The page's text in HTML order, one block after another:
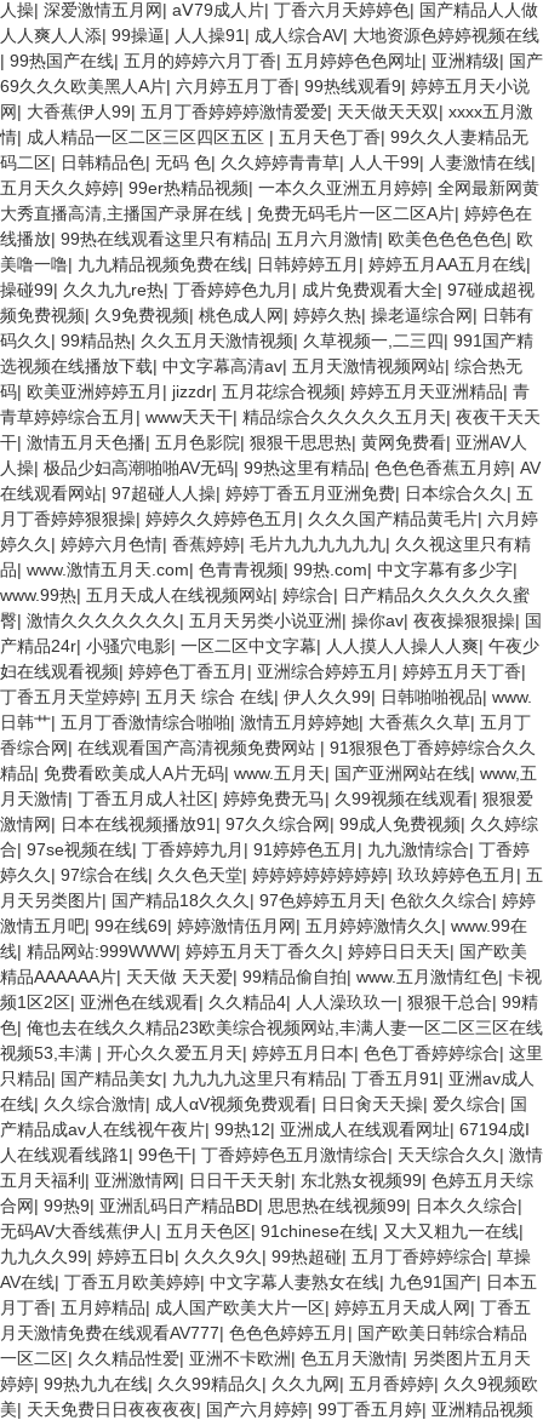
人操| 深爱激情五月网| aⅤ79成人片| 丁香六月天婷婷色| 国产精品人人做
人人爽人人添| 99操逼| 人人操91 | 成人综合AV| 大地资源色婷婷视频在线
| 99热国产在线| 五月的婷婷六月丁香| 五月婷婷色色网址| 亚洲精级| 国产
69久久久欧美黑人A片| 六月婷五月丁香| 99热线观看9| 婷婷五月天小说
网| 大香蕉伊人99| 五月丁香婷婷婷激情爱爱| 天天做天天双| xxxx五月激
情| 成人精品一区二区三区四区五区 | 五月天色丁香| 99久久人妻精品无
码二区| 日韩精品色| 无码 色| 久久婷婷青青草| 人人干99| 人妻激情在线|
五月天久久婷婷| 99er热精品视频| 一本久久亚洲五月婷婷| 全网最新网黄
大秀直播高清,主播国产录屏在线 | 免费无码毛片一区二区A片| 婷婷色在
线播放| 99热在线观看这里只有精品| 五月六月激情| 欧美色色色色色| 欧
美噜一噜| 九九精品视频免费在线| 日韩婷婷五月 | 婷婷五月AA五月在线|
操碰99| 久久九九re热| 丁香婷婷色九月 | 成片免费观看大全| 97碰成超视
频免费视频| 久9免费视频| 桃色成人网| 婷婷久热| 操老逼综合网| 日韩有
码久久 | 99精品热| 久久五月天激情视频| 久草视频一,二三四| 991国产精
选视频在线播放下载| 中文字幕高清av| 五月天激情视频网站| 综合热无
码| 欧美亚洲婷婷五月 | jizzdr| 五月花综合视频| 婷婷五月天亚洲精品| 青
青草婷婷综合五月 | www天天干| 精品综合久久久久久五月天| 夜夜干天天
干| 激情五月天色播| 五月色影院| 狠狠干思思热| 黄网免费看| 亚洲AV人
人操| 极品少妇高潮啪啪AV无码| 99热这里有精品| 色色色香蕉五月婷| AV
在线观看网站| 97超碰人人操| 婷婷丁香五月亚洲免费| 日本综合久久 | 五
月丁香婷婷狠狠操| 婷婷久久婷婷色五月 | 久久久国产精品黄毛片| 六月婷
婷久久 | 婷婷六月色情| 香蕉婷婷| 毛片九九九九九九| 久久视这里只有精
品| www.激情五月天.com| 色青青视频| 99热.com| 中文字幕有多少字|
www.99热| 五月天成人在线视频网站| 婷综合| 日产精品久久久久久久蜜
臀| 激情久久久久久久久 | 五月天另类小说亚洲| 操你av| 夜夜操狠狠操| 国
产精品24r| 小骚穴电影| 一区二区中文字幕| 人人摸人人操人人爽| 午夜少
妇在线观看视频| 婷婷色丁香五月 | 亚洲综合婷婷五月 | 婷婷五月天丁香|
丁香五月天堂婷婷| 五月天 综合 在线| 伊人久久99| 日韩啪啪视品| www.
日韩艹| 五月丁香激情综合啪啪| 激情五月婷婷她| 大香蕉久久草| 五月丁
香综合网| 在线观看国产高清视频免费网站 | 91狠狠色丁香婷婷综合久久
精品| 免费看欧美成人A片无码| www.五月天| 国产亚洲网站在线| www,五
月天激情| 丁香五月成人社区| 婷婷免费无马| 久99视频在线观看| 狠狠爱
激情网| 日本在线视频播放91 | 97久久综合网| 99成人免费视频| 久久婷综
合| 97se视频在线| 丁香婷婷九月 | 91婷婷色五月 | 九九激情综合| 丁香婷
婷久久 | 97综合在线| 久久色天堂| 婷婷婷婷婷婷婷婷| 玖玖婷婷色五月 | 五
月天另类图片| 国产精品18久久久 | 97色婷婷五月天| 色欲久久综合| 婷婷
激情五月吧| 99在线69| 婷婷激情伍月网| 五月婷婷激情久久 | www.99在
线| 精品网站:999WWW| 婷婷五月天丁香久久 | 婷婷日日天天| 国产欧美
精品AAAAAA片| 天天做 天天爱| 99精品偷自拍| www.五月激情红色| 卡视
频1区2区| 亚洲色在线观看| 久久精品4| 人人澡玖玖一| 狠狠干总合| 99精
色| 俺也去在线久久精品23欧美综合视频网站,丰满人妻一区二区三区在线
视频53,丰满 | 开心久久爱五月天| 婷婷五月日本| 色色丁香婷婷综合| 这里
只精品| 国产精品美女| 九九九九这里只有精品| 丁香五月91 | 亚洲av成人
在线| 久久综合激情| 成人αV视频免费观看| 日日肏天天操| 爱久综合| 国
产精品成av人在线视午夜片| 99热12| 亚洲成人在线观看网址| 67194成I
人在线观看线路1 | 99色干| 丁香婷婷色五月激情综合| 天天综合久久 | 激情
五月天福利| 亚洲激情网| 日日干天天射| 东北熟女视频99| 色婷五月天综
合网| 99热9| 亚洲乱码日产精品BD| 思思热在线视频99| 日本久久综合|
无码AV大香线蕉伊人 | 五月天色区| 91chinese在线| 又大又粗九一在线|
九九久久99| 婷婷五日b| 久久久9久 | 99热超碰| 五月丁香婷婷综合| 草操
AV在线| 丁香五月欧美婷婷| 中文字幕人妻熟女在线| 九色91国产| 日本五
月丁香| 五月婷精品| 成人国产欧美大片一区| 婷婷五月天成人网| 丁香五
月天激情免费在线观看AV777| 色色色婷婷五月 | 国产欧美日韩综合精品
一区二区| 久久精品性爱| 亚洲不卡欧洲| 色五月天激情| 另类图片五月天
婷婷| 99热九九在线| 久久99精品久 | 久久九网| 五月香婷婷| 久久9视频欧
美| 天天免费日日夜夜夜夜| 国产六月婷婷| 99丁香五月婷| 亚洲精品视频